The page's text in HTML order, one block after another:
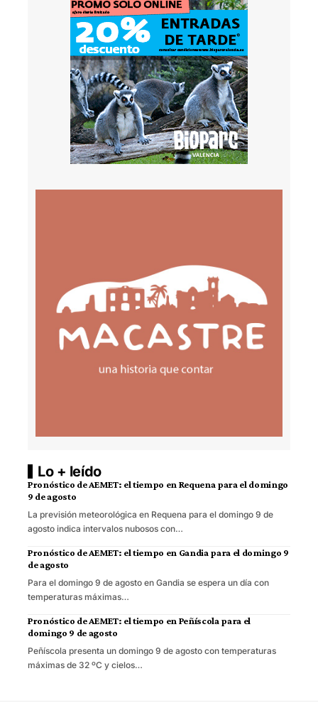
Lo + leído
Pronóstico de AEMET: el tiempo en Requena para el domingo
9 de agosto
La previsión meteorológica en Requena para el domingo 9 de
agosto indica intervalos nubosos con…
Pronóstico de AEMET: el tiempo en Gandia para el domingo 9
de agosto
Para el domingo 9 de agosto en Gandia se espera un día con
temperaturas máximas…
Pronóstico de AEMET: el tiempo en Peñíscola para el
domingo 9 de agosto
Peñíscola presenta un domingo 9 de agosto con temperaturas
máximas de 32 ºC y cielos…